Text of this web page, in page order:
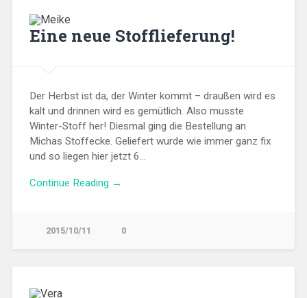
Eine neue Stofflieferung!
Der Herbst ist da, der Winter kommt – draußen wird es
kalt und drinnen wird es gemütlich. Also musste
Winter-Stoff her! Diesmal ging die Bestellung an
Michas Stoffecke. Geliefert wurde wie immer ganz fix
und so liegen hier jetzt 6…
Continue Reading →
2015/10/11 0